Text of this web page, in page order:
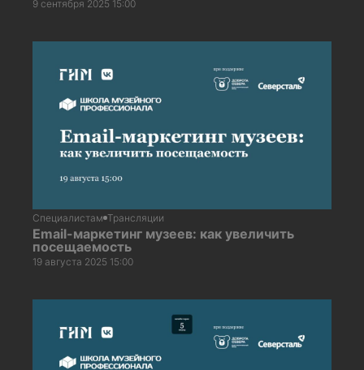
9 сентября 2025 15:00
Специалистам Трансляции
Email-маркетинг музеев: как увеличить
посещаемость
19 августа 2025 15:00